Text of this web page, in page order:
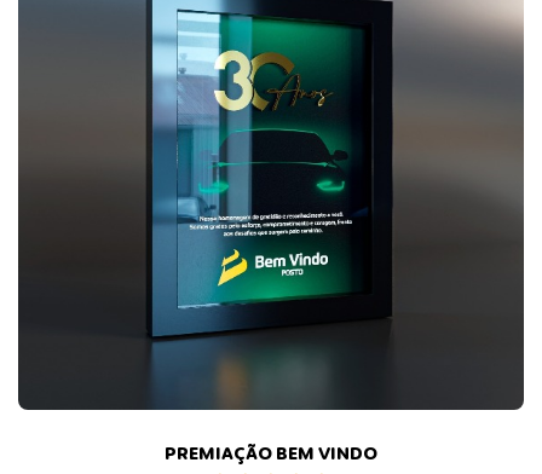
PREMIAÇÃO BEM VINDO